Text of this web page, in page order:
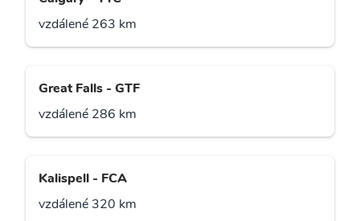
vzdálené 263 km
Great Falls - GTF
vzdálené 286 km
Kalispell - FCA
vzdálené 320 km